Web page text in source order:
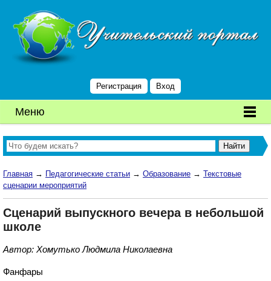
Регистрация Вход
Меню
Главная → Педагогические статьи → Образование → Текстовые
сценарии мероприятий
Сценарий выпускного вечера в небольшой
школе
Автор: Хомутько Людмила Николаевна
Фанфары